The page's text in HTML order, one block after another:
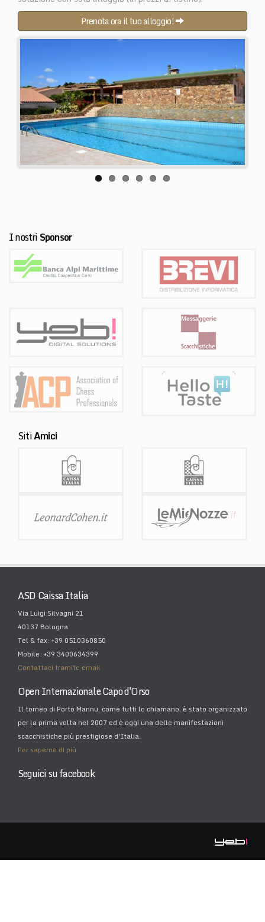
Prenota ora il tuo alloggio!
I nostriSponsor
SitiAmici
ASD Caissa Italia
Via Luigi Silvagni 21
40137 Bologna
Tel & fax: +39 0510360850
Mobile: +39 3400634399
Contattaci tramite email
Open Internazionale Capo d'Orso
Il torneo di Porto Mannu, come tutti lo chiamano, è stato organizzato
per la prima volta nel 2007 ed è oggi una delle manifestazioni
scacchistiche più prestigiose d'Italia.
Per saperne di più
Seguici su facebook